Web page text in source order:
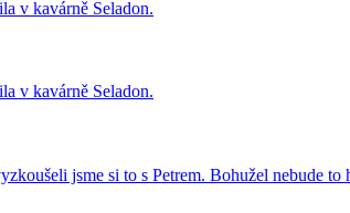
v kavárně Seladon.
v kavárně Seladon.
jsme si to s Petrem. Bohužel nebude